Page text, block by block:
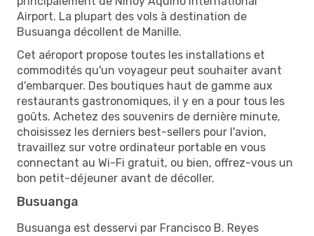
Airport. La plupart des vols à destination de
Busuanga décollent de Manille.
Cet aéroport propose toutes les installations et
commodités qu'un voyageur peut souhaiter avant
d'embarquer. Des boutiques haut de gamme aux
restaurants gastronomiques, il y en a pour tous les
goûts. Achetez des souvenirs de dernière minute,
choisissez les derniers best-sellers pour l'avion,
travaillez sur votre ordinateur portable en vous
connectant au Wi-Fi gratuit, ou bien, offrez-vous un
bon petit-déjeuner avant de décoller.
Busuanga
Busuanga est desservi par Francisco B. Reyes